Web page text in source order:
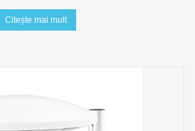
Citește mai mult